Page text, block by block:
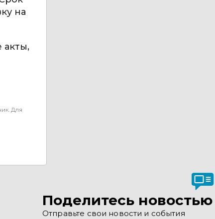
на
акты,
Для
Поделитесь новостью
Отправьте свои новости и события